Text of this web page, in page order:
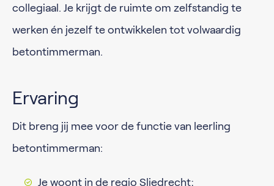
collegiaal. Je krijgt de ruimte om zelfstandig te
werken én jezelf te ontwikkelen tot volwaardig
betontimmerman.
Ervaring
Dit breng jij mee voor de functie van leerling
betontimmerman:
Je woont in de regio Sliedrecht;